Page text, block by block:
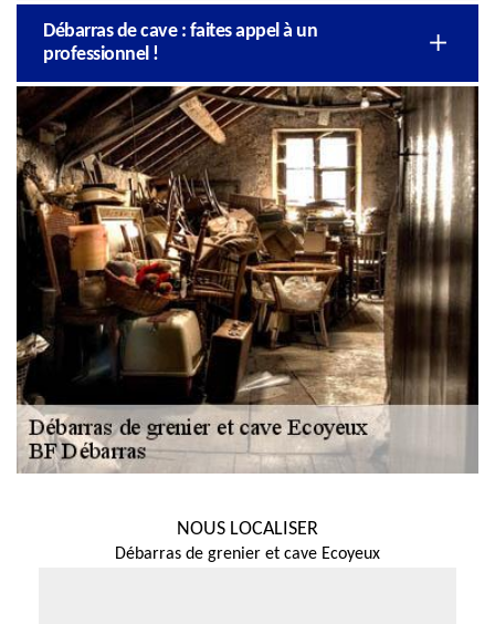
Débarras de cave : faites appel à un
professionnel !
NOUS LOCALISER
Débarras de grenier et cave Ecoyeux